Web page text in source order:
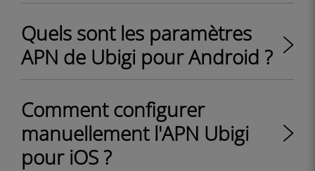
Quels sont les paramètres
APN de Ubigi pour Android ?
Comment configurer
manuellement l'APN Ubigi
pour iOS ?